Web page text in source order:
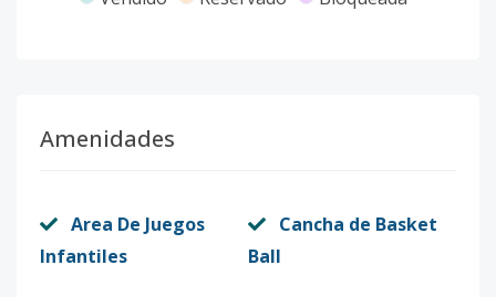
Amenidades
Area De Juegos
Infantiles
Cancha de Basket
Ball